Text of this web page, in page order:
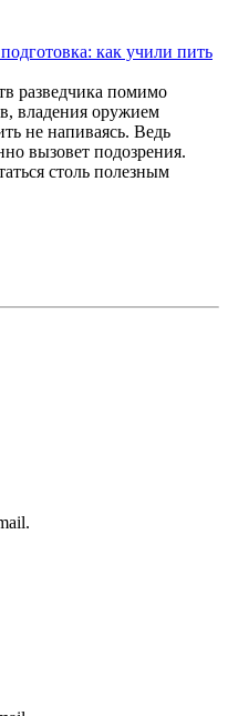
как учили пить
разведчика помимо
владения оружием
не напиваясь. Ведь
вызовет подозрения.
столь полезным